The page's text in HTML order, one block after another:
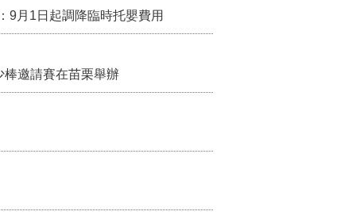
9月1日起調降臨時托嬰費用
邀請賽在苗栗舉辦